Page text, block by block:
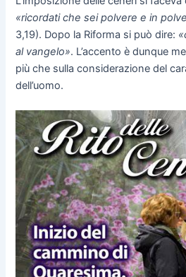
«ricordati che sei polvere e in
3,19). Dopo la Riforma si può dire:
al vangelo». L’accento è dunque
più che sulla considerazione del
dell’uomo.